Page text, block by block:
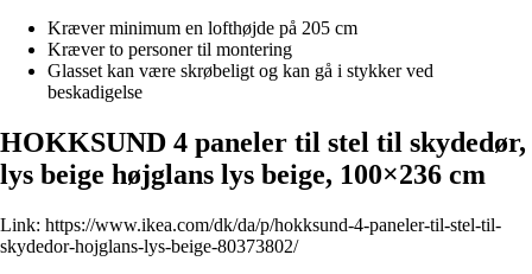
Kræver minimum en lofthøjde på 205 cm
Kræver to personer til montering
Glasset kan være skrøbeligt og kan gå i stykker ved
beskadigelse
HOKKSUND 4 paneler til stel til skydedør,
lys beige højglans lys beige, 100×236 cm
Link: https://www.ikea.com/dk/da/p/hokksund-4-paneler-til-stel-til-
skydedor-hojglans-lys-beige-80373802/